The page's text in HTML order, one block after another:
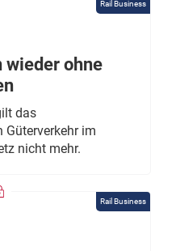
Rail Business
wieder ohne
das
im
nicht mehr.
Rail Business